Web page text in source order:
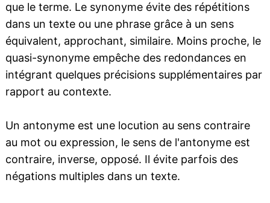
que le terme. Le synonyme évite des répétitions
dans un texte ou une phrase grâce à un sens
équivalent, approchant, similaire. Moins proche, le
quasi-synonyme empêche des redondances en
intégrant quelques précisions supplémentaires par
rapport au contexte.
Un antonyme est une locution au sens contraire
au mot ou expression, le sens de l'antonyme est
contraire, inverse, opposé. Il évite parfois des
négations multiples dans un texte.